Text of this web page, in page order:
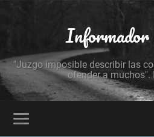
Informador
"Juzgo imposible describir las
ofender a muchos".